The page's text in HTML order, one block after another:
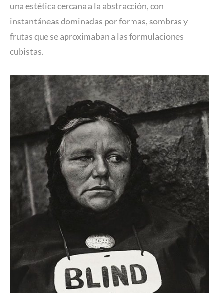
una estética cercana a la abstracción, con
instantáneas dominadas por formas, sombras y
frutas que se aproximaban a las formulaciones
cubistas.